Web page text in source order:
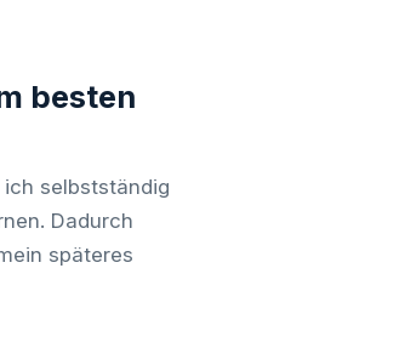
besten
selbstständig
Dadurch
späteres